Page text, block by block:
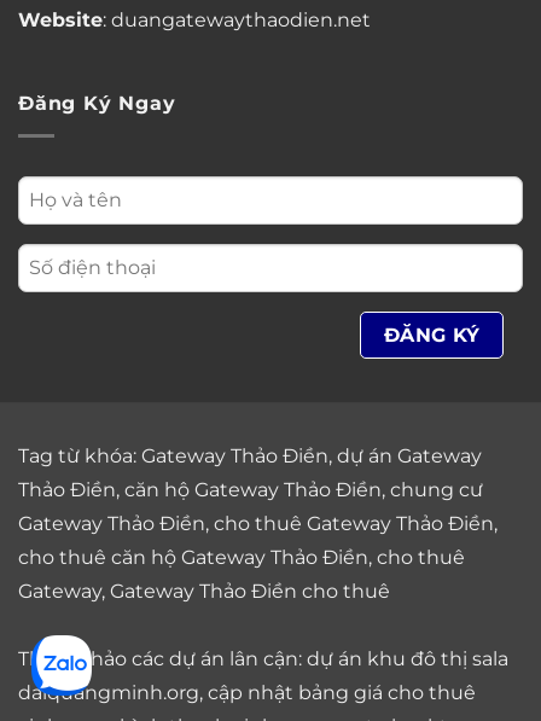
Website: duangatewaythaodien.net
Đăng Ký Ngay
Tag từ khóa: Gateway Thảo Điền, dự án Gateway
Thảo Điền, căn hộ Gateway Thảo Điền, chung cư
Gateway Thảo Điền, cho thuê Gateway Thảo Điền,
cho thuê căn hộ Gateway Thảo Điền, cho thuê
Gateway, Gateway Thảo Điền cho thuê
Tham khảo các dự án lân cận: dự án khu đô thị sala
daiquangminh.org, cập nhật bảng giá cho thuê